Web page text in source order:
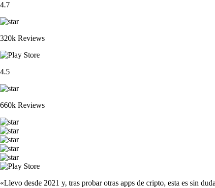
4.7
320k Reviews
4.5
660k Reviews
«Llevo desde 2021 y, tras probar otras apps de cripto, esta es sin